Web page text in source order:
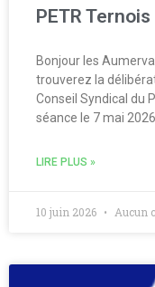
PETR
Bonjour les
trouverez la
Conseil Syndical du
séance le 7 mai
LIRE PLUS »
10 juin 2026 Aucun